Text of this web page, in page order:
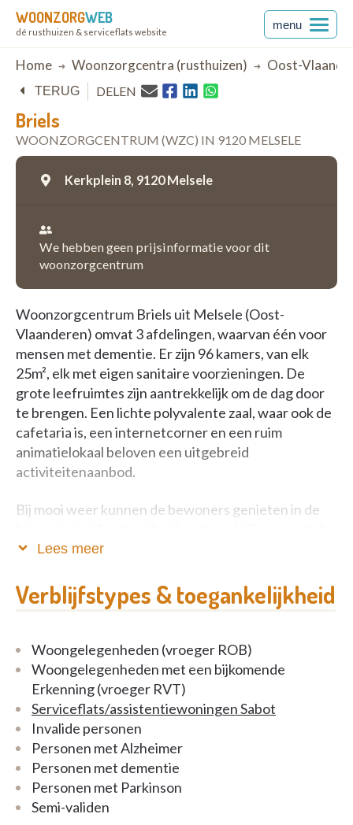
WOONZORGWEB
dé rusthuizen & serviceflats website
menu
Breadcrumb
Home Woonzorgcentra (rusthuizen) Oost-
Briels
WOONZORGCENTRUM (WZC) IN 9120 MELSELE
TERUG DELEN
Kerkplein 8, 9120 Melsele
We hebben geen prijsinformatie voor dit
woonzorgcentrum
Woonzorgcentrum Briels uit Melsele (Oost-
Vlaanderen) omvat 3 afdelingen, waarvan één voor
mensen met dementie. Er zijn 96 kamers, van elk
25m², elk met eigen sanitaire voorzieningen. De
grote leefruimtes zijn aantrekkelijk om de dag door
te brengen. Een lichte polyvalente zaal, waar ook de
cafetaria is, een internetcorner en een ruim
animatielokaal beloven een uitgebreid
activiteitenaanbod.
Bij mooi weer kunnen de bewoners genieten in de
Glow' van Elise Eeraerts. Aan de voorzijde van het
kunstwerk te zien.
Lees meer
Verblijfstypes & toegankelijkheid
Woongelegenheden (vroeger ROB)
Woongelegenheden met een bijkomende
Erkenning (vroeger RVT)
Serviceflats/assistentiewoningen Sabot
Invalide personen
Personen met Alzheimer
Personen met dementie
Personen met Parkinson
Semi-validen